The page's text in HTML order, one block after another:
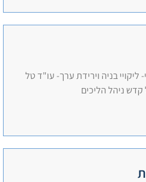
ליקויי בניה וירידת ערך- עו"ד טל
ניהל הליכים